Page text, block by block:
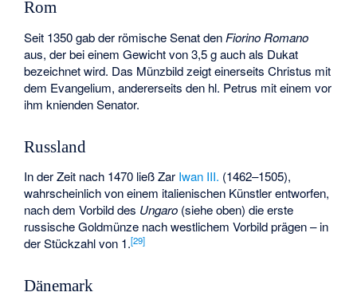
Rom
Seit 1350 gab der römische Senat den Fiorino Romano
aus, der bei einem Gewicht von 3,5 g auch als Dukat
bezeichnet wird. Das Münzbild zeigt einerseits Christus mit
dem Evangelium, andererseits den hl. Petrus mit einem vor
ihm knienden Senator.
Russland
In der Zeit nach 1470 ließ Zar Iwan III. (1462–1505),
wahrscheinlich von einem italienischen Künstler entworfen,
nach dem Vorbild des Ungaro (siehe oben) die erste
russische Goldmünze nach westlichem Vorbild prägen – in
der Stückzahl von 1.[29]
Dänemark